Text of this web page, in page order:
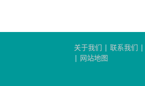
关于我们 | 联系我们 |
| 网站地图